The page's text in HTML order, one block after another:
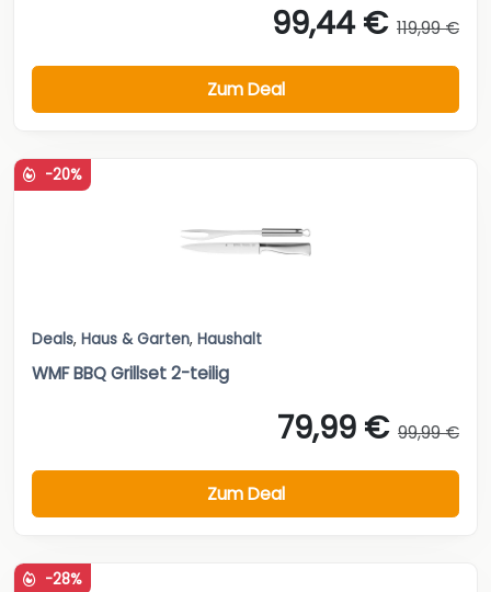
99,44 € 119,99 €
Zum Deal
-20%
Deals, Haus & Garten, Haushalt
WMF BBQ Grillset 2-teilig
79,99 € 99,99 €
Zum Deal
-28%